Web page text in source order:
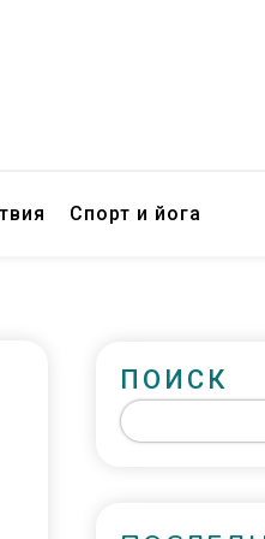
Спорт и йога
ПОИСК